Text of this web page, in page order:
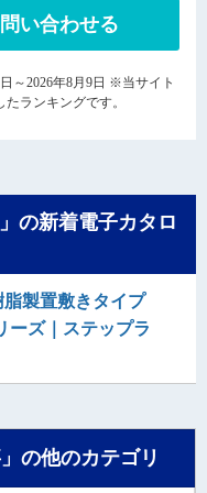
い合わせる
～2026年8月9日 ※当サイト
ランキングです。
の新着電子カタロ
脂製置敷きタイプ
ズ｜ステップラ
の他のカテゴリ